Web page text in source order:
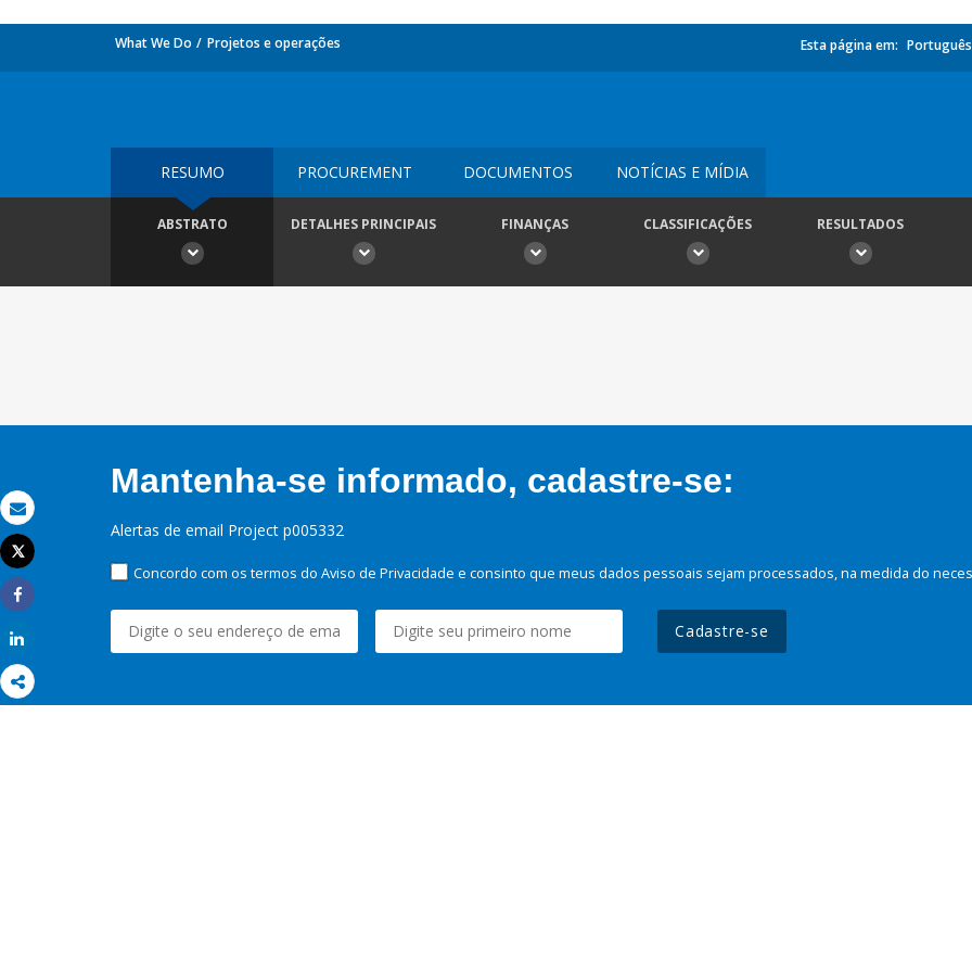
Email
Imprimir
Tweet
Share
What We Do Projetos e operações Esta página em: Português
RESUMO PROCUREMENT DOCUMENTOS NOTÍCIAS E MÍDIA
ABSTRATO DETALHES PRINCIPAIS FINANÇAS CLASSIFICAÇÕES RESULTADOS
Mantenha-se informado, cadastre-se:
Alertas de email Project p005332
Concordo com os termos do Aviso de Privacidade e consinto que meus dados pessoais sejam processados, na medida do
Cadastre-se